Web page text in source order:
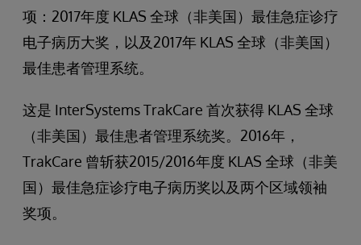
项：2017年度 KLAS 全球（非美国）最佳急症诊疗
电子病历大奖，以及2017年 KLAS 全球（非美国）
最佳患者管理系统。
这是 InterSystems TrakCare 首次获得 KLAS 全球
（非美国）最佳患者管理系统奖。2016年，
TrakCare 曾斩获2015/2016年度 KLAS 全球（非美
国）最佳急症诊疗电子病历奖以及两个区域领袖
奖项。